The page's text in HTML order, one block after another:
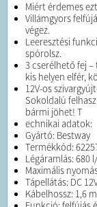
Miért érdemes
Villámgyors
végez.
Leeresztési
spórolsz.
3 cserélhető fej
kis helyen elfér,
12V-os
Sokoldalú
bármi jöhet! T
echnikai adatok:
Gyártó: Bestway
Termékkód:
Légáramlás: 680
Maximális
Tápellátás: DC
Kábelhossz: 1,6 m